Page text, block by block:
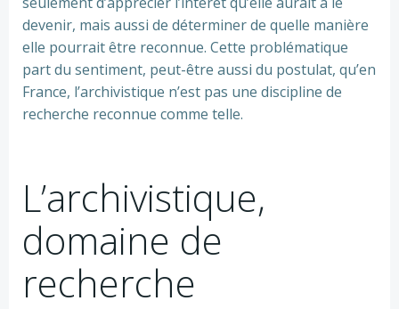
devenir, mais aussi de déterminer de quelle manière
elle pourrait être reconnue. Cette problématique
part du sentiment, peut-être aussi du postulat, qu’en
France, l’archivistique n’est pas une discipline de
recherche reconnue comme telle.
L’archivistique,
domaine de
recherche